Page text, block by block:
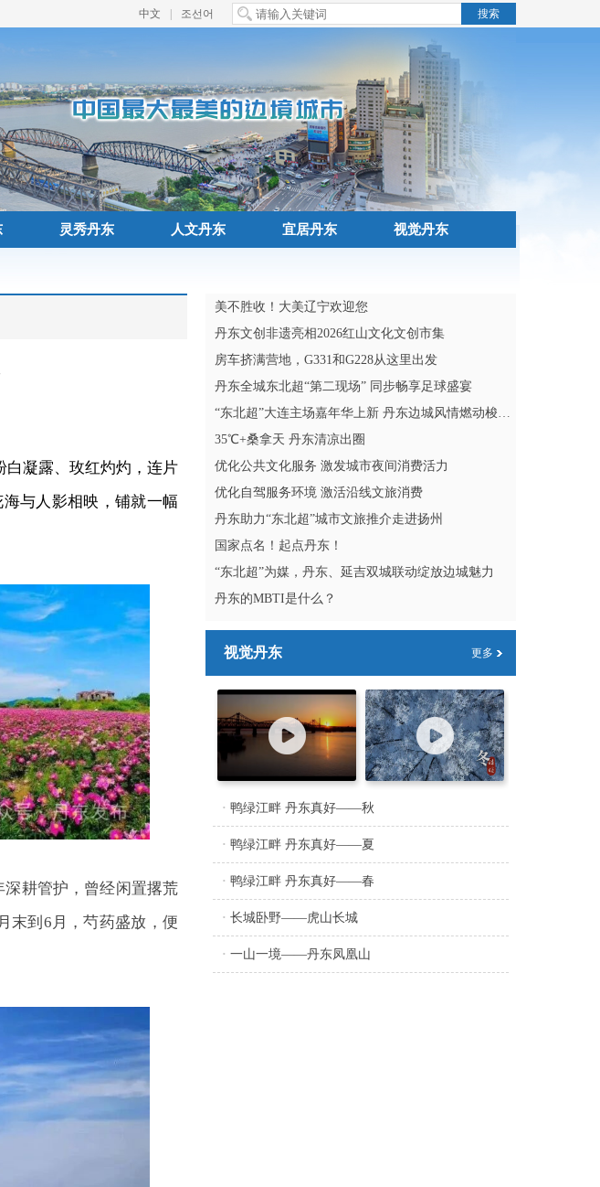
中文 조선어
灵秀丹东 人文丹东 宜居丹东 视觉丹东
白凝露、玫红灼灼，连片
与人影相映，铺就一幅
耕管护，曾经闲置撂荒
末到6月
，芍药盛放，便
美不胜收！大美辽宁欢迎您
丹东文创非遗亮相2026红山文化文创市集
房车挤满营地，G331和G228从这里出发
丹东全城东北超“第二现场” 同步畅享足球盛宴
“东北超”大连主场嘉年华上新 丹东边城风情燃动梭鱼湾
35℃+桑拿天 丹东清凉出圈
优化公共文化服务 激发城市夜间消费活力
优化自驾服务环境 激活沿线文旅消费
丹东助力“东北超”城市文旅推介走进扬州
国家点名！起点丹东！
“东北超”为媒，丹东、延吉双城联动绽放边城魅力
丹东的MBTI是什么？
视觉丹东 更多
· 鸭绿江畔 丹东真好——秋
· 鸭绿江畔 丹东真好——夏
· 鸭绿江畔 丹东真好——春
· 长城卧野——虎山长城
· 一山一境——丹东凤凰山